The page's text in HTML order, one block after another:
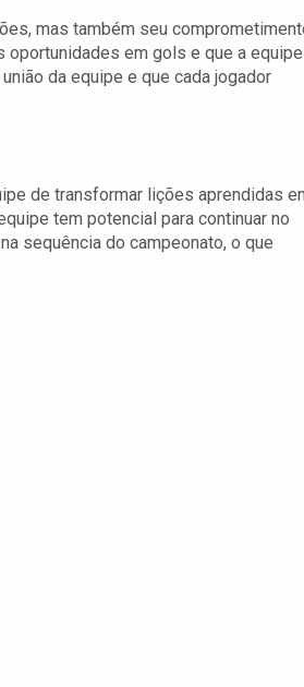
mas também seu
oportunidades em gols e que a equipe
da equipe e que cada jogador
de transformar lições aprendidas
tem potencial para continuar no
sequência do campeonato, o que